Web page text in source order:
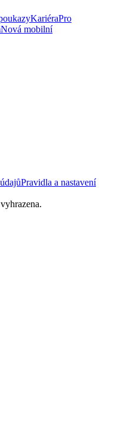
KariéraPro
Nová mobilní
Pravidla a nastavení